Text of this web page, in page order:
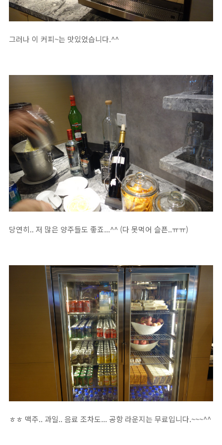
그러나 이 커피~는 맛있었습니다.^^
당연히.. 저 많은 양주들도 좋죠...^^ (다 못먹어 슬픈..ㅠㅠ)
ㅎㅎ 맥주.. 과일.. 음료 조차도... 공항 라운지는 무료입니다.~~~^^